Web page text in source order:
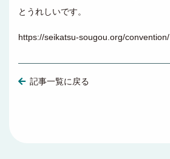
とうれしいです。
https://seikatsu-sougou.org/convention/
記事一覧に戻る